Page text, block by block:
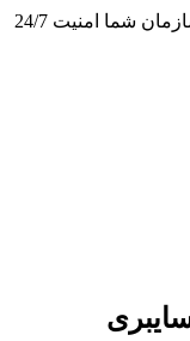
شما امنیت 24/7